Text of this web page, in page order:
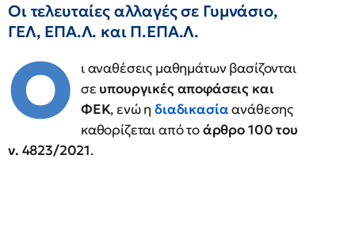
Οι τελευταίες αλλαγές σε Γυμνάσιο,
ΓΕΛ, ΕΠΑ.Λ. και Π.ΕΠΑ.Λ.
Ο
ι αναθέσεις μαθημάτων βασίζονται
σε υπουργικές αποφάσεις και
ΦΕΚ, ενώ ηδιαδικασίαανάθεσης
καθορίζεται από τοάρθρο 100 του
ν. 4823/2021.